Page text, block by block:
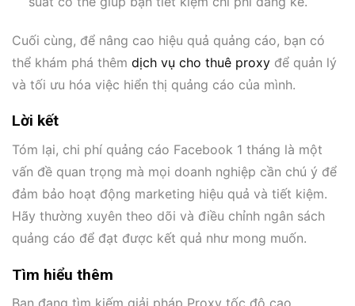
Cuối cùng, để nâng cao hiệu quả quảng cáo, bạn có
thể khám phá thêm dịch vụ cho thuê proxy để quản lý
và tối ưu hóa việc hiển thị quảng cáo của mình.
Lời kết
Tóm lại, chi phí quảng cáo Facebook 1 tháng là một
vấn đề quan trọng mà mọi doanh nghiệp cần chú ý để
đảm bảo hoạt động marketing hiệu quả và tiết kiệm.
Hãy thường xuyên theo dõi và điều chỉnh ngân sách
quảng cáo để đạt được kết quả như mong muốn.
Tìm hiểu thêm